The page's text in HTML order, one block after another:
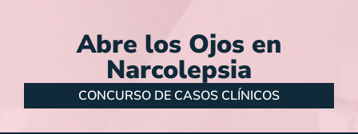
Abre los Ojos en
Narcolepsia
CONCURSO DE CASOS CLÍNICOS